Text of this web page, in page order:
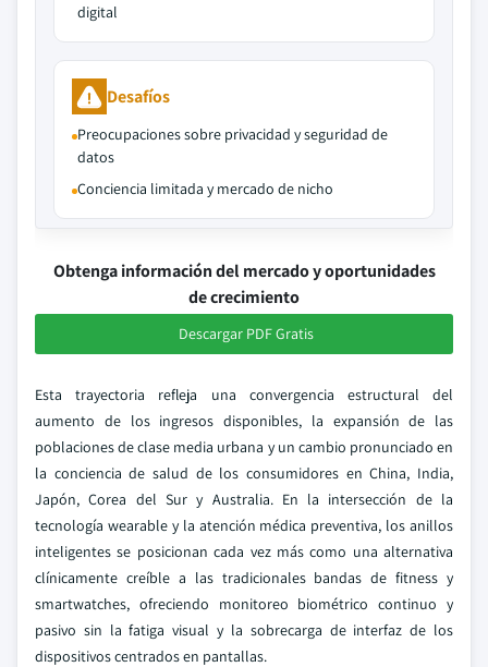
digital
Desafíos
Preocupaciones sobre privacidad y seguridad de
datos
Conciencia limitada y mercado de nicho
Obtenga información del mercado y oportunidades
de crecimiento
Descargar PDF Gratis
Esta trayectoria refleja una convergencia estructural del
aumento de los ingresos disponibles, la expansión de las
poblaciones de clase media urbana y un cambio pronunciado en
la conciencia de salud de los consumidores en China, India,
Japón, Corea del Sur y Australia. En la intersección de la
tecnología wearable y la atención médica preventiva, los anillos
inteligentes se posicionan cada vez más como una alternativa
clínicamente creíble a las tradicionales bandas de fitness y
smartwatches, ofreciendo monitoreo biométrico continuo y
pasivo sin la fatiga visual y la sobrecarga de interfaz de los
dispositivos centrados en pantallas.